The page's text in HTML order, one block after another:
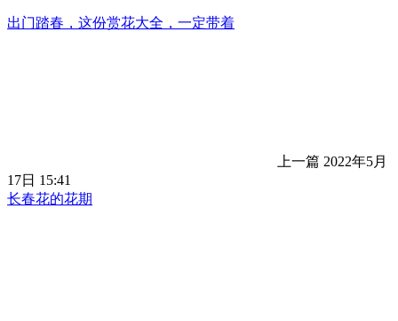
出门踏春，这份赏花大全，一定带着
上一篇 2022年5月
17日 15:41
长春花的花期